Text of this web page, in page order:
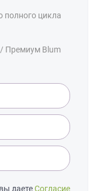
полного цикла
Премиум Blum
даетеСогласие